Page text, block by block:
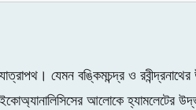
যেমন বঙ্কিমচন্দ্র ও রবীন্দ্রনাথের
আলোকে হ্যামলেটের